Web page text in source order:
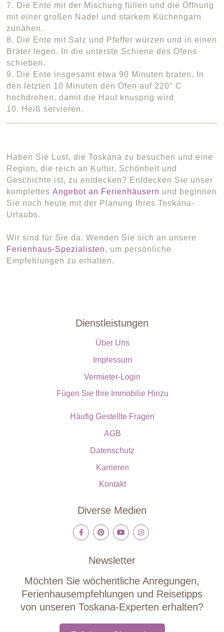
7. Die Ente mit der Mischung füllen und die Öffnung
mit einer großen Nadel und starkem Küchengarn
zunähen.
8. Die Ente mit Salz und Pfeffer würzen und in einen
Bräter legen. In die unterste Schiene des Ofens
schieben.
9. Die Ente insgesamt etwa 90 Minuten braten. In
den letzten 10 Minuten den Ofen auf 220° C
hochdrehen, damit die Haut knusprig wird
10. Heiß servieren.
Haben Sie Lust, die Toskana zu besuchen und eine
Region, die reich an Kultur, Schönheit und
Geschichte ist, zu entdecken? Entdecken Sie unser
komplettesAngebot an Ferienhäusern und beginnen
Sie noch heute mit der Planung Ihres Toskana-
Urlaubs.
Wir sind für Sie da. Wenden Sie sich an unsere
Ferienhaus-Spezialisten, um persönliche
Empfehlungen zu erhalten.
Dienstleistungen
Über Uns
Impressum
Vermieter-Login
Fügen Sie Ihre Immobilie Hinzu
Häufig Gestellte Fragen
AGB
Datenschutz
Karrieren
Kontakt
Diverse Medien
Newsletter
Möchten Sie wöchentliche Anregungen,
Ferienhausempfehlungen und Reisetipps
von unseren Toskana-Experten erhalten?